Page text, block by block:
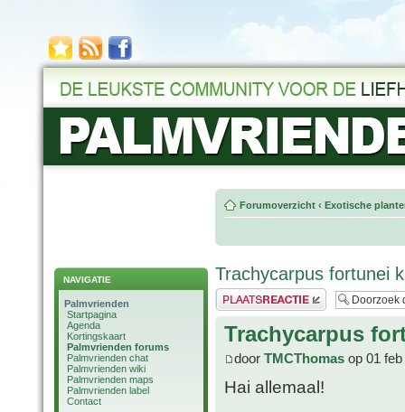
NAVIGATIE
Palmvrienden
Startpagina
Agenda
Kortingskaart
Palmvrienden forums
Palmvrienden chat
Palmvrienden wiki
Palmvrienden maps
Palmvrienden label
Contact
Forumoverzicht ‹ Exotische
Trachycarpus fortunei
Plaats een reactie
Trachycarpus
door TMCThomas op 01
Hai allemaal!